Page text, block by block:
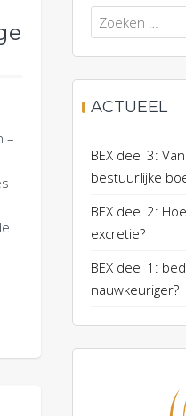
–
Zoeken
naar:
ACTUEEL
BEX deel 3:
bestuurlijke
BEX deel 2:
excretie?
BEX deel 1:
nauwkeuriger?